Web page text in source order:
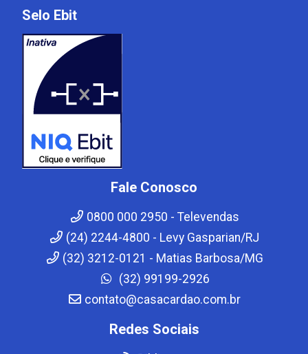
Selo Ebit
Fale Conosco
0800 000 2950 - Televendas
(24) 2244-4800 - Levy Gasparian/RJ
(32) 3212-0121 - Matias Barbosa/MG
(32) 99199-2926
contato@casacardao.com.br
Redes Sociais